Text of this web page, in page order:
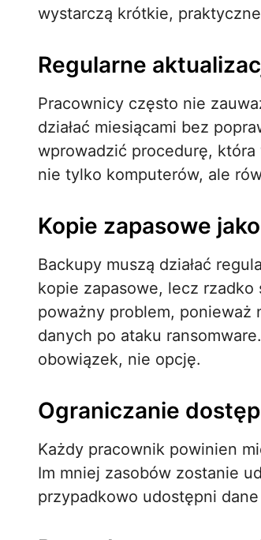
wystarczą krótkie,
Regularne
Pracownicy często nie
działać miesiącami bez
wprowadzić procedurę,
nie tylko komputerów, ale
Kopie zapasowe
Backupy muszą działać
kopie zapasowe, lecz
poważny problem, ponieważ
danych po ataku
obowiązek, nie opcję.
Ograniczanie
Każdy pracownik powinien
Im mniej zasobów zostanie
przypadkowo udostępni